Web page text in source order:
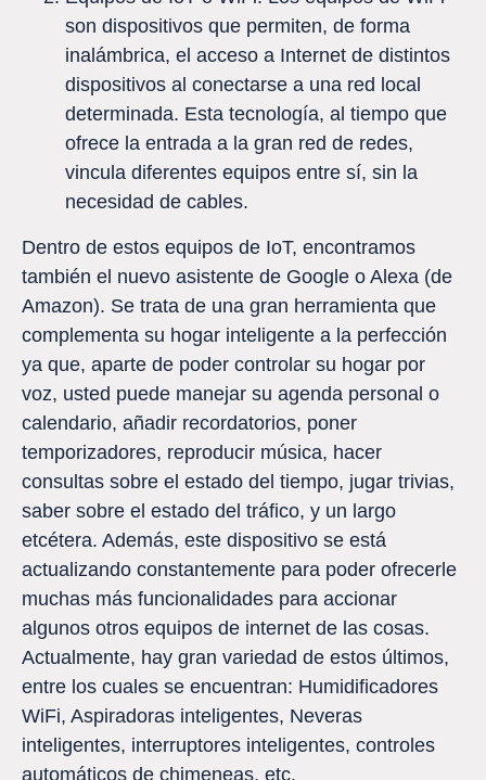
son dispositivos que permiten, de forma
inalámbrica, el acceso a Internet de distintos
dispositivos al conectarse a una red local
determinada. Esta tecnología, al tiempo que
ofrece la entrada a la gran red de redes,
vincula diferentes equipos entre sí, sin la
necesidad de cables.
Dentro de estos equipos de IoT, encontramos
también el nuevo asistente de Google o Alexa (de
Amazon). Se trata de una gran herramienta que
complementa su hogar inteligente a la perfección
ya que, aparte de poder controlar su hogar por
voz, usted puede manejar su agenda personal o
calendario, añadir recordatorios, poner
temporizadores, reproducir música, hacer
consultas sobre el estado del tiempo, jugar trivias,
saber sobre el estado del tráfico, y un largo
etcétera. Además, este dispositivo se está
actualizando constantemente para poder ofrecerle
muchas más funcionalidades para accionar
algunos otros equipos de internet de las cosas.
Actualmente, hay gran variedad de estos últimos,
entre los cuales se encuentran: Humidificadores
WiFi, Aspiradoras inteligentes, Neveras
inteligentes, interruptores inteligentes, controles
automáticos de chimeneas, etc.